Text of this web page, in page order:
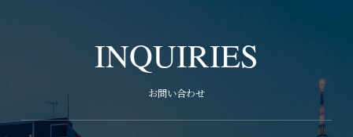
INQUIRIES
お問い合わせ